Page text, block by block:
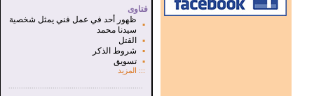
فتاوى
▪
ظهور أحد في عمل فني يمثل شخصية
سيدنا محمد
▪
القتل
▪
شروط الذكر
▪
تسويق
:::
المزيد